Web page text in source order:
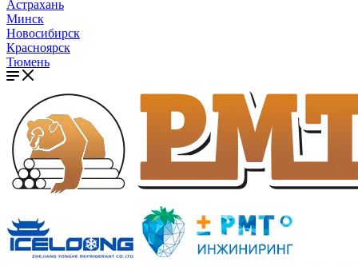
Астрахань
Минск
Новосибирск
Красноярск
Тюмень